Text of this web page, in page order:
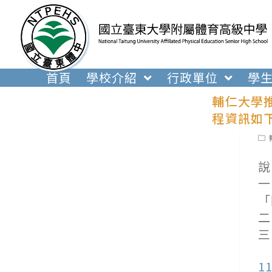
內
首頁 學校介紹 行政單位 學
輔仁大學
程資訊如